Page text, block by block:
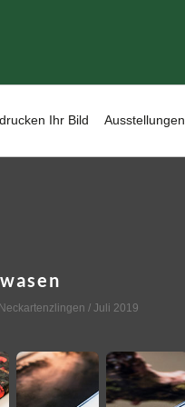
Ihr Bild Ausstellungen
Neckartenzlingen / Juli 2019